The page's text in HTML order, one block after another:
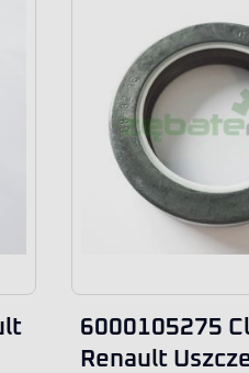
6000105275
Renault